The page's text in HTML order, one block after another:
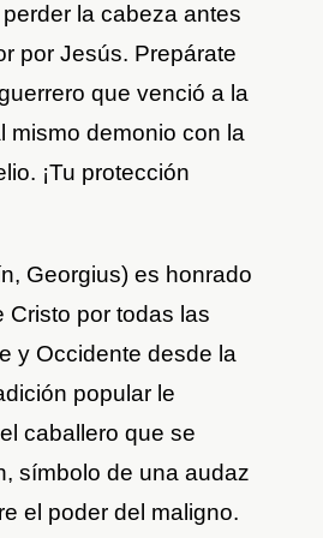
la cabeza antes
por Jesús. Prepárate
que venció a la
mismo demonio con la
¡Tu protección
Georgius) es honrado
Cristo por todas las
y Occidente desde la
popular le
caballero que se
símbolo de una audaz
el poder del maligno.